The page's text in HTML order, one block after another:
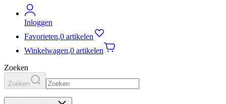
Inloggen
Favorieten,0 artikelen
Winkelwagen,0 artikelen
Zoeken
Zoeken